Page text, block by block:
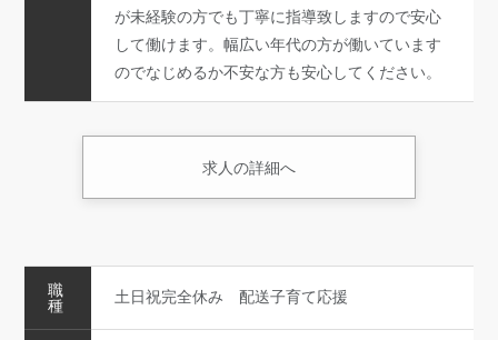
が未経験の方でも丁寧に指導致しますので安心
して働けます。幅広い年代の方が働いています
のでなじめるか不安な方も安心してください。
求人の詳細へ
職
種 土日祝完全休み 配送子育て応援